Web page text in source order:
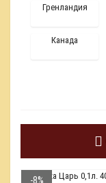
Гренландия
Канада
-8%